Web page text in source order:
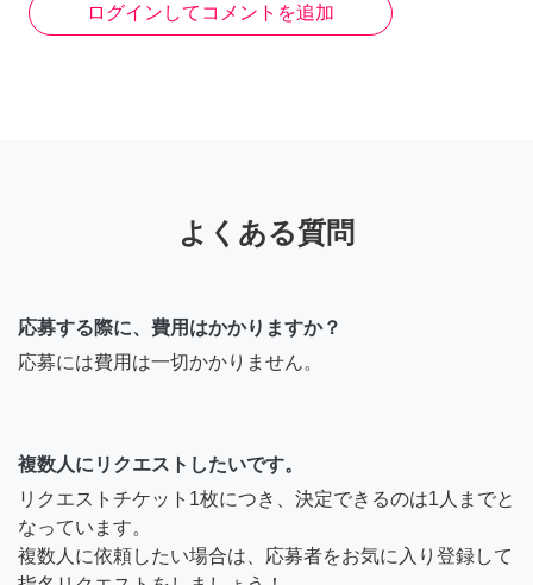
ログインしてコメントを追加
よくある質問
応募する際に、費用はかかりますか？
応募には費用は一切かかりません。
複数人にリクエストしたいです。
リクエストチケット1枚につき、決定できるのは1人までと
なっています。
複数人に依頼したい場合は、応募者をお気に入り登録して